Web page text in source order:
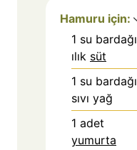
Hamuru için:
1 su bardağı
ılık süt
1 su bardağı
sıvı yağ
1 adet
yumurta